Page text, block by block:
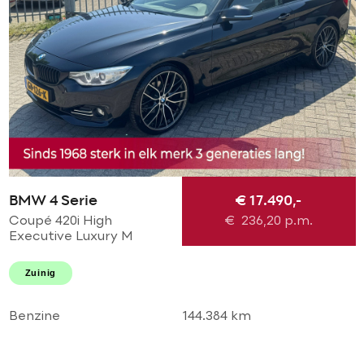
BMW 4 Serie
Coupé 420i High
Executive Luxury M
M sport l M 20'LMV l M
diffuser l Navi pro l
€ 17.490,-
€236,20 p.m.
Zuinig
Benzine 144.384 km